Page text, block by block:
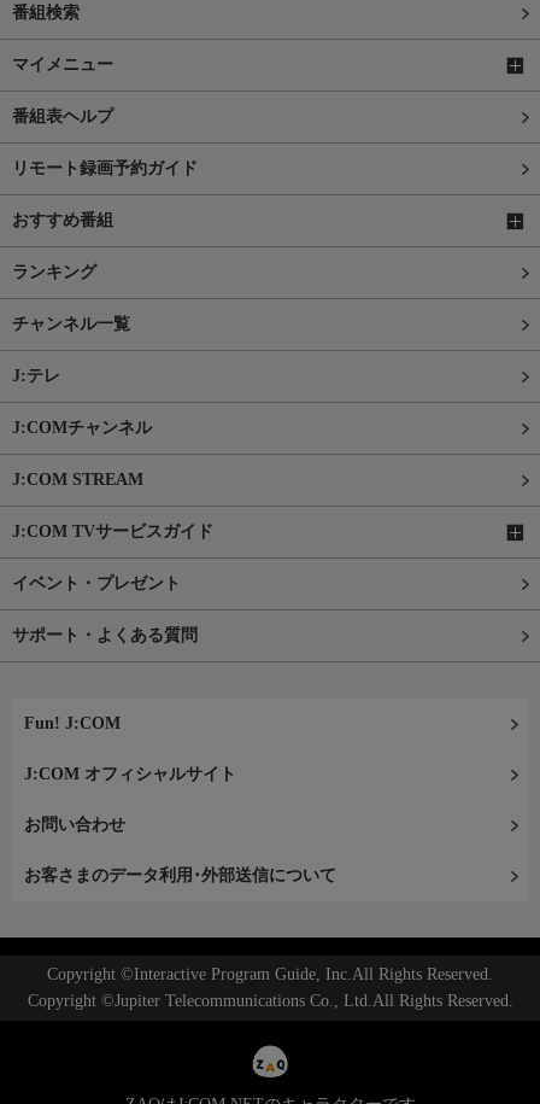
番組検索
マイメニュー
番組表ヘルプ
リモート録画予約ガイド
おすすめ番組
ランキング
チャンネル一覧
J:テレ
J:COMチャンネル
J:COM STREAM
J:COM TVサービスガイド
イベント・プレゼント
サポート・よくある質問
Fun! J:COM
J:COM オフィシャルサイト
お問い合わせ
お客さまのデータ利用･外部送信について
Copyright ©Interactive Program Guide, Inc.All Rights Reserved.
Copyright ©Jupiter Telecommunications Co., Ltd.All Rights Reserved.